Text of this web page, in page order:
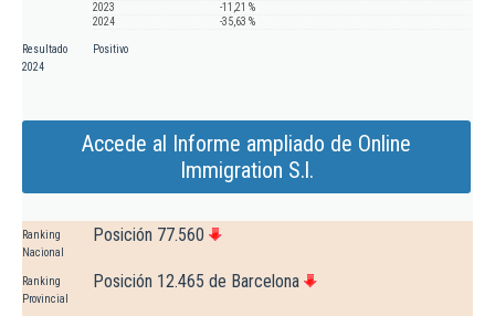
2023
-11,21 %
2024
-35,63 %
Resultado
2024
Positivo
Accede al Informe ampliado de Online
Immigration S.l.
Ranking
Nacional
Posición 77.560
Ranking
Provincial
Posición 12.465 de Barcelona